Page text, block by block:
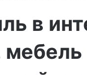
в